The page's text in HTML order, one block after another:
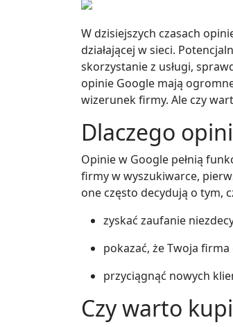
W dzisiejszych czasach
działającej w sieci.
skorzystanie z usługi,
opinie Google mają
wizerunek firmy. Ale czy
Dlaczego
Opinie w Google pełnią
firmy w wyszukiwarce,
one często decydują o tym,
zyskać zaufanie
pokazać, że Twoja
przyciągnąć nowych
Czy warto